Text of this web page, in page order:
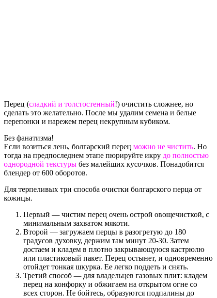
Перец (сладкий и толстостенный!) очистить сложнее, но
сделать это желательно. После мы удалим семена и белые
перепонки и нарежем перец некрупным кубиком.
Без фанатизма!
Если возиться лень, болгарский перец можно не чистить. Но
тогда на предпоследнем этапе пюрируйте икру до полностью
однородной текстуры без малейших кусочков. Понадобится
блендер от 600 оборотов.
Для терпеливых три способа очистки болгарского перца от
кожицы.
Первый — чистим перец очень острой овощечисткой, с
минимальным захватом мякоти.
Второй — загружаем перцы в разогретую до 180
градусов духовку, держим там минут 20-30. Затем
достаем и кладем в плотно закрывающуюся кастрюлю
или пластиковый пакет. Перец остынет, и одновременно
отойдет тонкая шкурка. Ее легко поддеть и снять.
Третий способ — для владельцев газовых плит: кладем
перец на конфорку и обжигаем на открытом огне со
всех сторон. Не бойтесь, образуются подпалины до